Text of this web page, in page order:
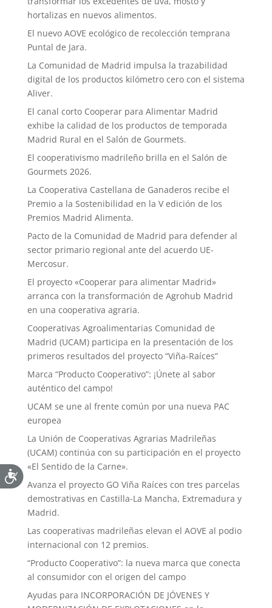
hortalizas en nuevos alimentos.
El nuevo AOVE ecológico de recolección temprana
Puntal de Jara.
La Comunidad de Madrid impulsa la trazabilidad
digital de los productos kilómetro cero con el sistema
Aliver.
El canal corto Cooperar para Alimentar Madrid
exhibe la calidad de los productos de temporada
Madrid Rural en el Salón de Gourmets.
El cooperativismo madrileño brilla en el Salón de
Gourmets 2026.
La Cooperativa Castellana de Ganaderos recibe el
Premio a la Sostenibilidad en la V edición de los
Premios Madrid Alimenta.
Pacto de la Comunidad de Madrid para defender al
sector primario regional ante del acuerdo UE-
Mercosur.
El proyecto «Cooperar para alimentar Madrid»
arranca con la transformación de Agrohub Madrid
en una cooperativa agraria.
Cooperativas Agroalimentarias Comunidad de
Madrid (UCAM) participa en la presentación de los
primeros resultados del proyecto “Viña-Raíces”
Marca “Producto Cooperativo”: ¡Únete al sabor
auténtico del campo!
UCAM se une al frente común por una nueva PAC
europea
La Unión de Cooperativas Agrarias Madrileñas
(UCAM) continúa con su participación en el proyecto
«El Sentido de la Carne».
Avanza el proyecto GO Viña Raíces con tres parcelas
demostrativas en Castilla-La Mancha, Extremadura y
Madrid.
Las cooperativas madrileñas elevan el AOVE al podio
internacional con 12 premios.
“Producto Cooperativo”: la nueva marca que conecta
al consumidor con el origen del campo
Ayudas para INCORPORACIÓN DE JÓVENES Y